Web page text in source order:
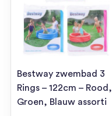
Bestway zwembad 3
Rings – 122cm – Rood,
Groen, Blauw assorti